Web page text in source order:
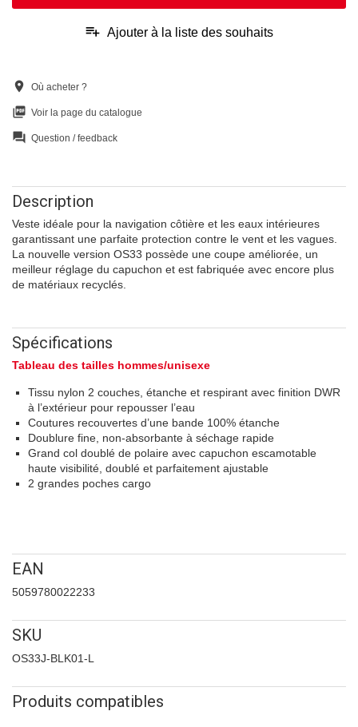
playlist_add Ajouter à la liste des souhaits
location_on Où acheter ?
picture_as_pdf Voir la page du catalogue
question_answer Question / feedback
Description
Veste idéale pour la navigation côtière et les eaux intérieures
garantissant une parfaite protection contre le vent et les vagues.
La nouvelle version OS33 possède une coupe améliorée, un
meilleur réglage du capuchon et est fabriquée avec encore plus
de matériaux recyclés.
Spécifications
Tableau des tailles hommes/unisexe
Tissu nylon 2 couches, étanche et respirant avec finition DWR
à l’extérieur pour repousser l’eau
Coutures recouvertes d’une bande 100% étanche
Doublure fine, non-absorbante à séchage rapide
Grand col doublé de polaire avec capuchon escamotable
haute visibilité, doublé et parfaitement ajustable
2 grandes poches cargo
EAN
5059780022233
SKU
OS33J-BLK01-L
Produits compatibles